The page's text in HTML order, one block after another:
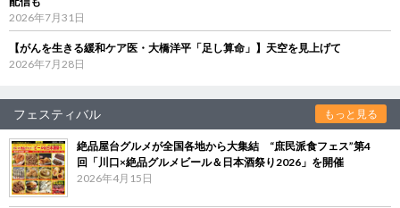
2026年7月31日
【がんを生きる緩和ケア医・大橋洋平「足し算命」】天空を見上げて
2026年7月28日
フェスティバル もっと見る
絶品屋台グルメが全国各地から大集結 “庶民派食フェス”第4
回「川口×絶品グルメビール＆日本酒祭り2026」を開催
2026年4月15日